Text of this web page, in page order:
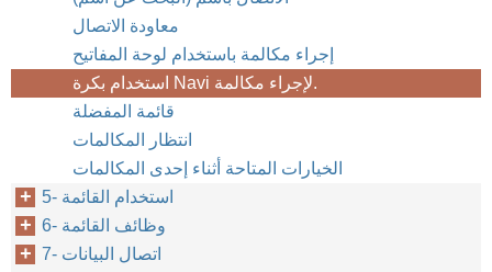
معاودة الاتصال
إجراء مكالمة باستخدام لوحة المفاتيح
استخدام بكرة Navi لإجراء مكالمة.
قائمة المفضلة
انتظار المكالمات
الخيارات المتاحة أثناء إحدى المكالمات
5- استخدام القائمة
6- وظائف القائمة
7- اتصال البيانات